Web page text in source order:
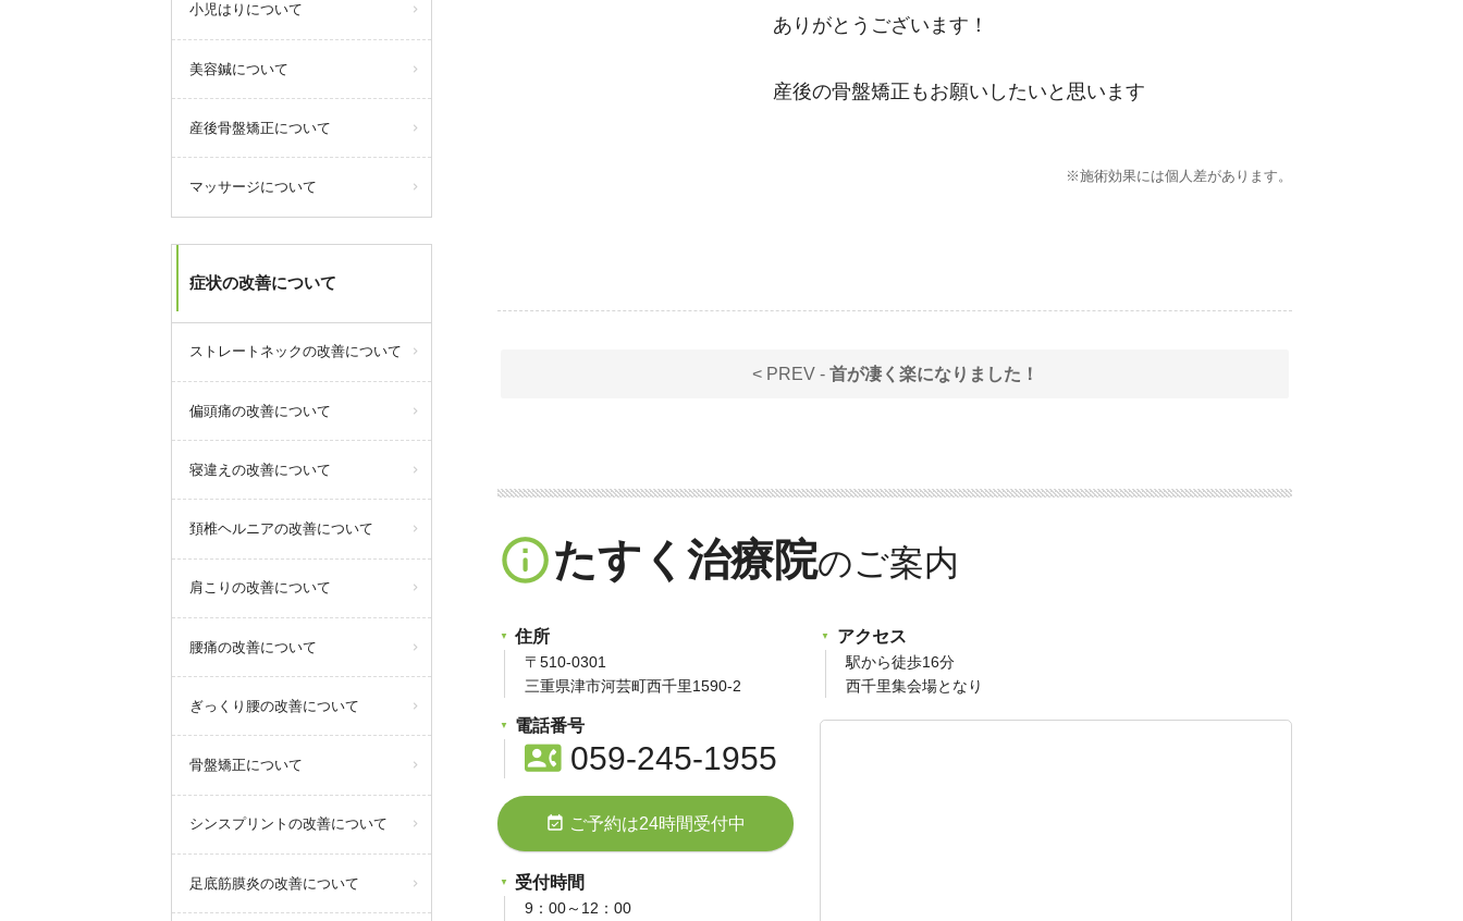
ありがとうございます！
産後の骨盤矯正もお願いしたいと思います
※施術効果には個人差があります。
< PREV - 首が凄く楽になりました！
info_outlineたすく治療院
住所
〒510-0301
三重県津市河芸町西千里1590-2
電話番号
contact_phone059-245-1955
event_available ご予約は24時間受付中
受付時間
9：00～12：00
アクセス
駅から徒歩16分
西千里集会場となり
小児はりについて
美容鍼について
産後骨盤矯正について
マッサージについて
症状の改善について
ストレートネックの改善について
偏頭痛の改善について
寝違えの改善について
頚椎ヘルニアの改善について
肩こりの改善について
腰痛の改善について
ぎっくり腰の改善について
骨盤矯正について
シンスプリントの改善について
足底筋膜炎の改善について